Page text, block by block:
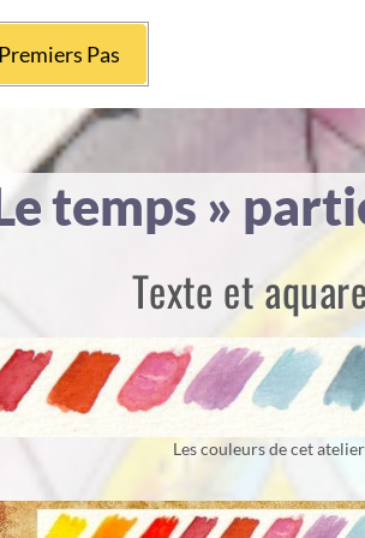
Premiers Pas
temps »
Texte et
Les couleurs de cet atelier